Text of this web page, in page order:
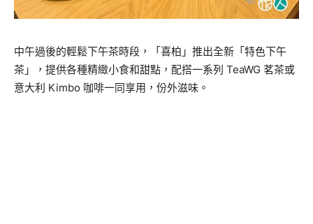
中午過後的輕鬆下午茶時段，「喜柏」推出全新「特色下午
茶」，提供各種精緻小食和甜點，配搭一系列 TeaWG 茗茶或
意大利 Kimbo 咖啡一同享用，份外滋味。